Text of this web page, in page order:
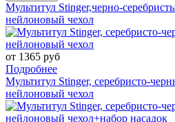
Мультитул Stinger,черно-
нейлоновый чехол
от 1365 руб
Подробнее
Мультитул Stinger, серебристо-
нейлоновый чехол